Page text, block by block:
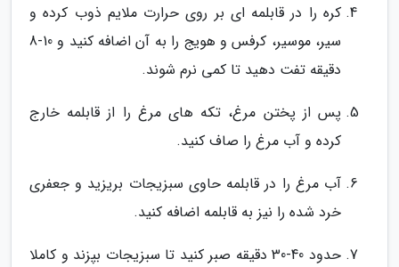
کره را در قابلمه ای بر روی حرارت ملایم ذوب کرده و
سیر، موسیر، کرفس و هویج را به آن اضافه کنید و 10-8
دقیقه تفت دهید تا کمی نرم شوند.
پس از پختن مرغ، تکه های مرغ را از قابلمه خارج
کرده و آب مرغ را صاف کنید.
آب مرغ را در قابلمه حاوی سبزیجات بریزید و جعفری
خرد شده را نیز به قابلمه اضافه کنید.
حدود 40-30 دقیقه صبر کنید تا سبزیجات بپزند و کاملا